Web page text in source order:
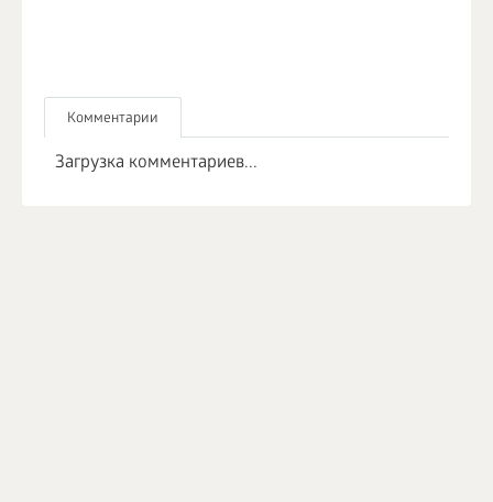
Комментарии
Загрузка комментариев...